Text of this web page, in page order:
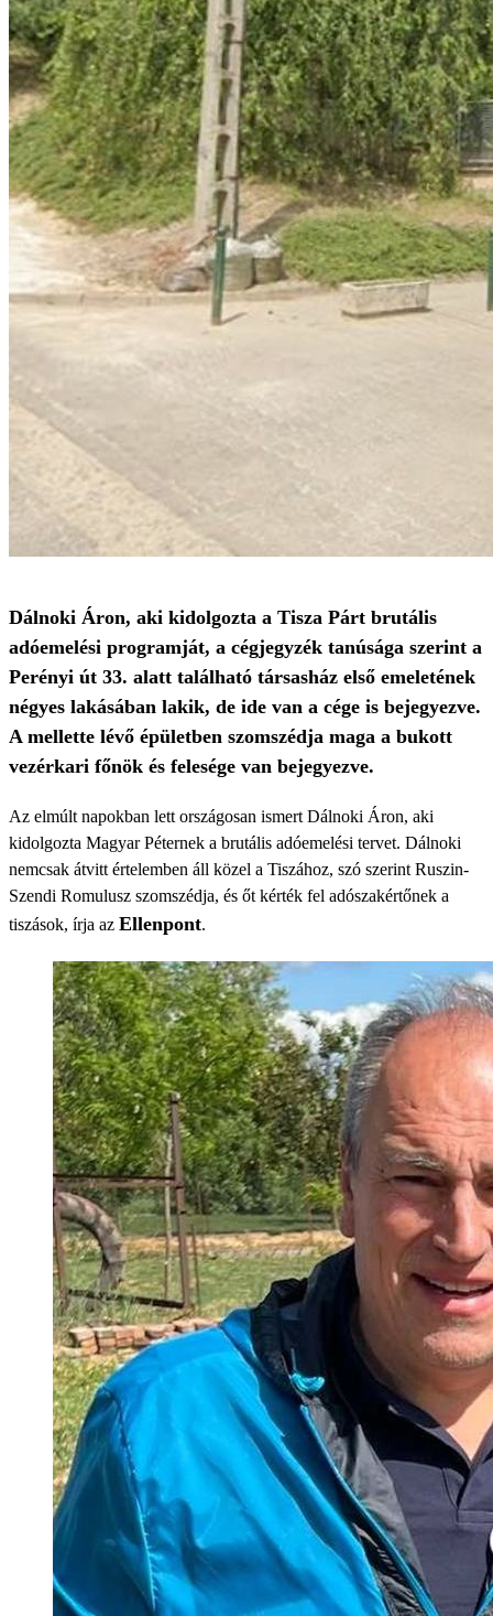
Dálnoki Áron, aki kidolgozta a Tisza Párt brutális
adóemelési programját, a cégjegyzék tanúsága szerint a
Perényi út 33. alatt található társasház első emeletének
négyes lakásában lakik, de ide van a cége is bejegyezve.
A mellette lévő épületben szomszédja maga a bukott
vezérkari főnök és felesége van bejegyezve.
Az elmúlt napokban lett országosan ismert Dálnoki Áron, aki
kidolgozta Magyar Péternek a brutális adóemelési tervet. Dálnoki
nemcsak átvitt értelemben áll közel a Tiszához, szó szerint Ruszin-
Szendi Romulusz szomszédja, és őt kérték fel adószakértőnek a
tiszások, írja az Ellenpont.